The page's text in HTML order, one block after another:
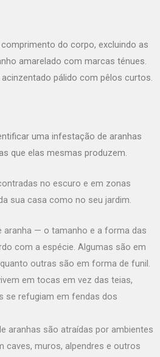
do corpo, excluindo as
amarelado com marcas ténues.
pálido com pêlos curtos.
uma infestação de aranhas
que elas mesmas produzem.
no escuro e em zonas
sua casa como no seu jardim.
aranha — o tamanho e a forma das
com a espécie. Algumas são em
outras são em forma de funil.
em tocas em vez das teias,
se refugiam em fendas dos
aranhas são atraídas por ambientes
caves, muros, alpendres e outros